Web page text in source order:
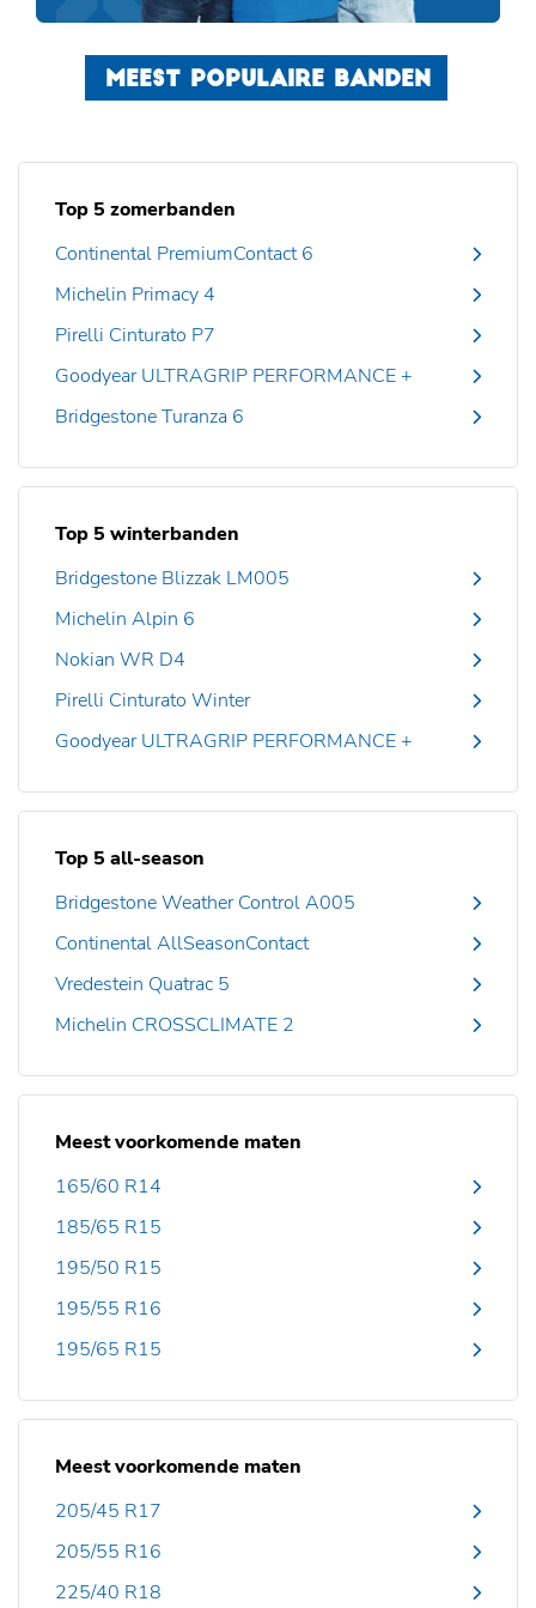
MEEST POPULAIRE BANDEN
Top 5 zomerbanden
Continental PremiumContact 6
Michelin Primacy 4
Pirelli Cinturato P7
Goodyear ULTRAGRIP PERFORMANCE +
Bridgestone Turanza 6
Top 5 winterbanden
Bridgestone Blizzak LM005
Michelin Alpin 6
Nokian WR D4
Pirelli Cinturato Winter
Goodyear ULTRAGRIP PERFORMANCE +
Top 5 all-season
Bridgestone Weather Control A005
Continental AllSeasonContact
Vredestein Quatrac 5
Michelin CROSSCLIMATE 2
Meest voorkomende maten
165/60 R14
185/65 R15
195/50 R15
195/55 R16
195/65 R15
Meest voorkomende maten
205/45 R17
205/55 R16
225/40 R18